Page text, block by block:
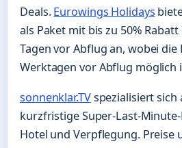
Deals.Eurowings Holidays
als Paket mit bis zu 50%
Tagen vor Abflug an, wobei die
Werktagen vor Abflug möglich
sonnenklar.TVspezialisiert sich
kurzfristige Super-Last-
Hotel und Verpflegung. Preise